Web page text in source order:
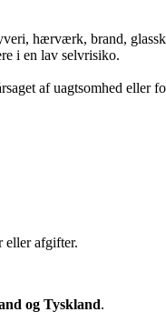
hærværk, brand,
i en lav selvrisiko.
af uagtsomhed eller
eller afgifter.
og Tyskland.